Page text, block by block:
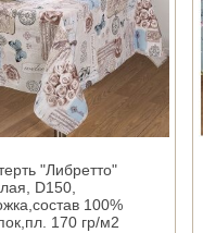
"Либретто"
D150,
100%
170 гр/м2